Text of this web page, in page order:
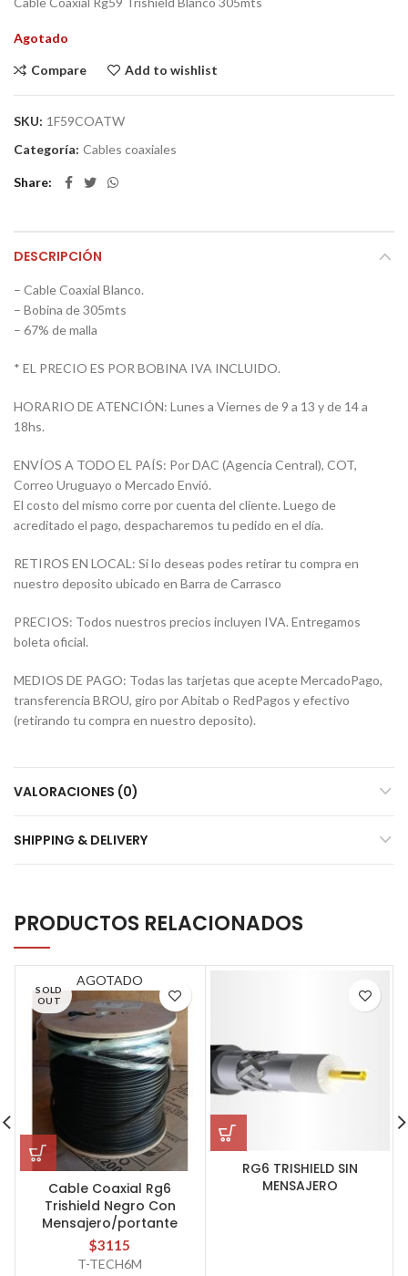
Agotado
Compare Add to wishlist
SKU: 1F59COATW
Categoría: Cables coaxiales
Share
DESCRIPCIÓN
– Cable Coaxial Blanco.
– Bobina de 305mts
– 67% de malla
* EL PRECIO ES POR BOBINA IVA INCLUIDO.
HORARIO DE ATENCIÓN: Lunes a Viernes de 9 a 13 y de 14 a
18hs.
ENVÍOS A TODO EL PAÍS: Por DAC (Agencia Central), COT,
Correo Uruguayo o Mercado Envió.
El costo del mismo corre por cuenta del cliente. Luego de
acreditado el pago, despacharemos tu pedido en el día.
RETIROS EN LOCAL: Si lo deseas podes retirar tu compra en
nuestro deposito ubicado en Barra de Carrasco
PRECIOS: Todos nuestros precios incluyen IVA. Entregamos
boleta oficial.
MEDIOS DE PAGO: Todas las tarjetas que acepte MercadoPago,
transferencia BROU, giro por Abitab o RedPagos y efectivo
(retirando tu compra en nuestro deposito).
VALORACIONES (0)
SHIPPING & DELIVERY
PRODUCTOS RELACIONADOS
SOLD
OUT
AGOTADO
Cable Coaxial Rg6
Trishield Negro Con
Mensajero/portante
$3115
T-TECH6M
RG6 TRISHIELD SIN
MENSAJERO